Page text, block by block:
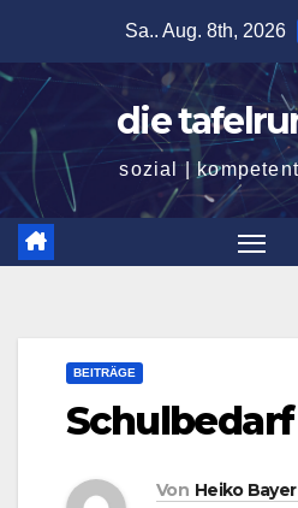
springen
Sa.. Aug. 8th, 2026
die
sozial |
BEITRÄGE
Von Heiko Bayer